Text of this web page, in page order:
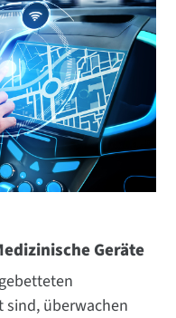
Geräte
sind, überwachen